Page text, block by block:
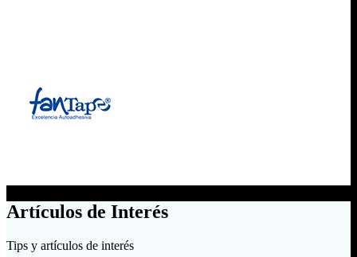
Artículos de Interés
Tips y artículos de interés